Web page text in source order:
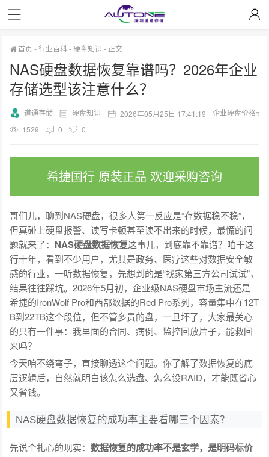
首页 -行业百科-硬盘知识 - 正文
NAS硬盘数据恢复靠谱吗？2026年企业
存储选型该注意什么？
道通存储 硬盘知识 2026年05月25日 17:41:19
企业硬盘价格表
1529
0 0
希捷国行 原装正品 欢迎采购咨询
哥们儿，聊到NAS硬盘，很多人第一反应是“存数据稳不稳”，
但真碰上硬盘报警、读写卡顿甚至读不出来的时候，最慌的问
题就来了： NAS硬盘数据恢复这事儿，到底靠不靠谱？咱干这
行十年，看到不少用户，尤其是政务、医疗这些对数据安全敏
感的行业，一听数据恢复，先想到的是“找家第三方公司试试”，
结果往往踩坑。2026年5月初，企业级NAS硬盘市场主流还是
希捷的IronWolf Pro和西部数据的Red Pro系列，容量集中在12T
B到22TB这个段位，但不管多贵的盘，一旦坏了，大家最关心
的只有一件事：我里面的合同、病例、监控回放片子，能救回
来吗？
今天咱不绕弯子，直接聊透这个问题。你了解了数据恢复的底
层逻辑后，自然就明白该怎么选盘、怎么设RAID，才能既省心
又省钱。
NAS硬盘数据恢复的成功率主要看哪三个因素？
先说个扎心的现实：数据恢复的成功率不是玄学，是明码标价